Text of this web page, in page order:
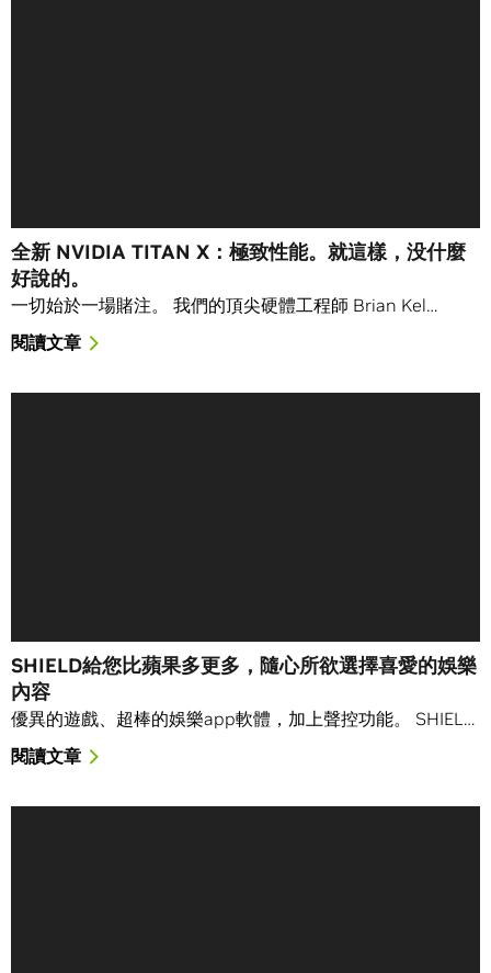
全新 NVIDIA TITAN X：極致性能。就這樣，没什麼
好說的。
一切始於一場賭注。 我們的頂尖硬體工程師 Brian Kel…
閱讀文章
SHIELD給您比蘋果多更多，隨心所欲選擇喜愛的娛樂
內容
優異的遊戲、超棒的娛樂app軟體，加上聲控功能。 SHIEL…
閱讀文章